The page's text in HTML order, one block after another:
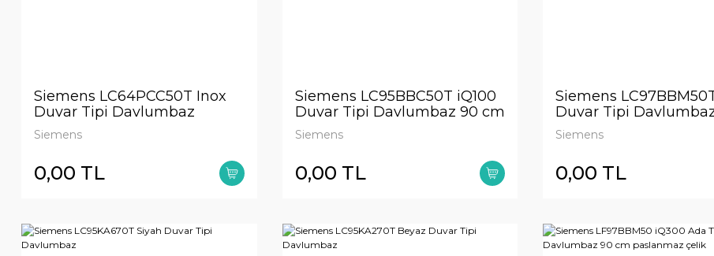
Siemens LC64PCC50T Inox
Duvar Tipi Davlumbaz
Siemens
0,00 TL
Siemens LC95BBC50T iQ100
Duvar Tipi Davlumbaz 90 cm
paslanmaz çelik
Siemens
0,00 TL
Siemens
Duvar Tipi
Siemens
0,00 TL